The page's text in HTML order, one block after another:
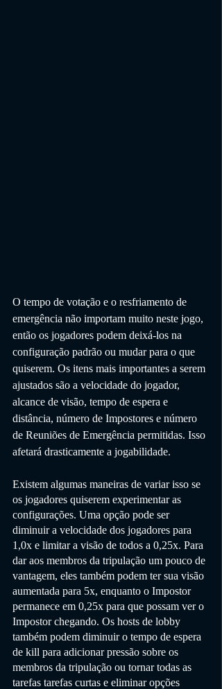
O tempo de votação e o resfriamento de
emergência não importam muito neste jogo,
então os jogadores podem deixá-los na
configuração padrão ou mudar para o que
quiserem. Os itens mais importantes a serem
ajustados são a velocidade do jogador,
alcance de visão, tempo de espera e
distância, número de Impostores e número
de Reuniões de Emergência permitidas. Isso
afetará drasticamente a jogabilidade.
Existem algumas maneiras de variar isso se
os jogadores quiserem experimentar as
configurações. Uma opção pode ser
diminuir a velocidade dos jogadores para
1,0x e limitar a visão de todos a 0,25x. Para
dar aos membros da tripulação um pouco de
vantagem, eles também podem ter sua visão
aumentada para 5x, enquanto o Impostor
permanece em 0,25x para que possam ver o
Impostor chegando. Os hosts de lobby
também podem diminuir o tempo de espera
de kill para adicionar pressão sobre os
membros da tripulação ou tornar todas as
tarefas tarefas curtas e eliminar opções